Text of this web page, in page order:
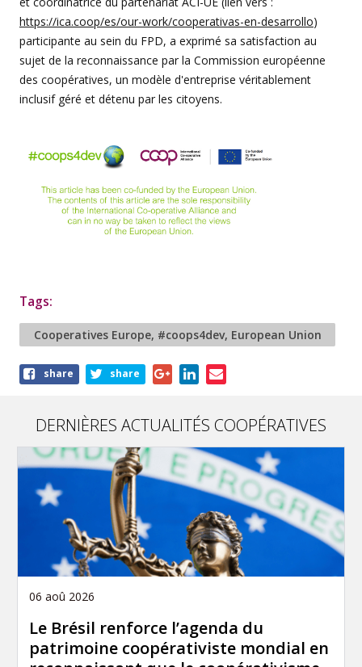
https://ica.coop/es/our-work/cooperativas-en-desarrollo)
participante au sein du FPD, a exprimé sa satisfaction au
sujet de la reconnaissance par la Commission européenne
des coopératives, un modèle d'entreprise véritablement
inclusif géré et détenu par les citoyens.
Tags:
Cooperatives Europe, #coops4dev, European Union
Shareshare share
DERNIÈRES ACTUALITÉS COOPÉRATIVES
06 aoû 2026
Le Brésil renforce l’agenda du
patrimoine coopérativiste mondial en